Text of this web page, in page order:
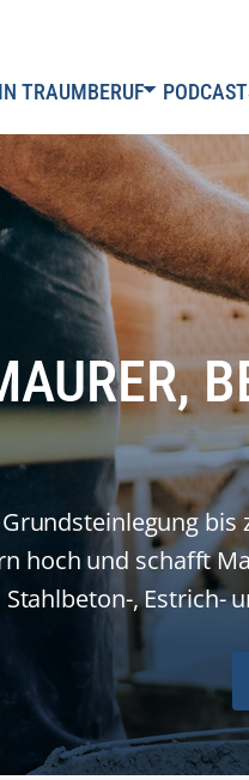
TRAUMBERUF
hoch und schafft
Stahlbeton-, Estrich-